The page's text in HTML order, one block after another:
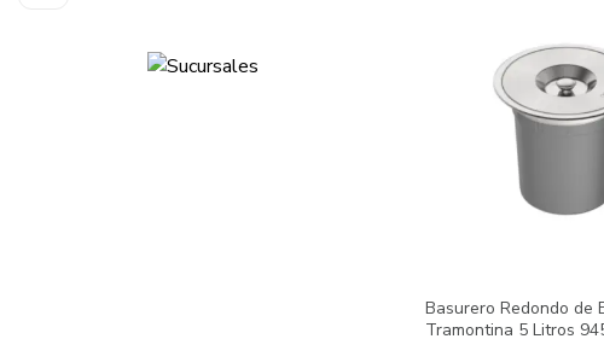
Basurero Redondo de
Tramontina 5 Litros